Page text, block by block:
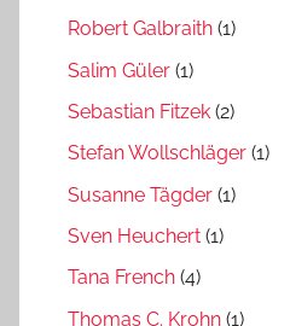
Robert Galbraith (1)
Salim Güler (1)
Sebastian Fitzek (2)
Stefan Wollschläger (1)
Susanne Tägder (1)
Sven Heuchert (1)
Tana French (4)
Thomas C. Krohn (1)